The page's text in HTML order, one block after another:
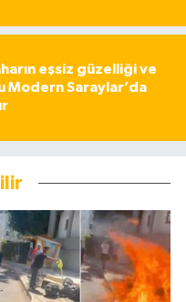
eşsiz güzelliği ve
Modern Saraylar’da